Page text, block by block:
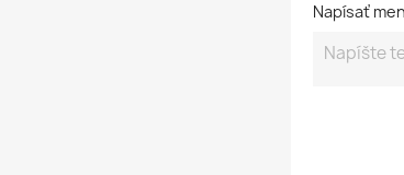
Napísať